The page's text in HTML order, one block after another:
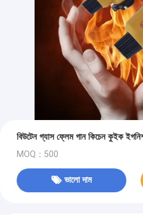
বিউটেন গ্যাস ফ্লেম গান কিচেন কুইক
MOQ：500
ভালো দাম